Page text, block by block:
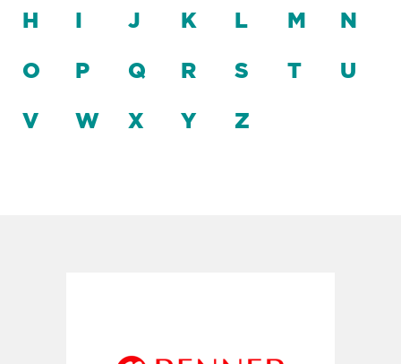
H J K L M N
O P Q R S T U
V W X Y Z